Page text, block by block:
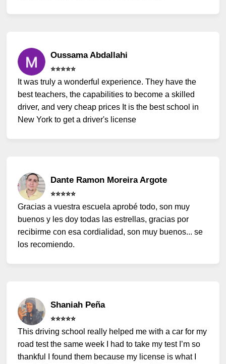
Oussama Abdallahi
⭐️⭐️⭐️⭐️⭐️
It was truly a wonderful experience. They have the
best teachers, the capabilities to become a skilled
driver, and very cheap prices It is the best school in
New York to get a driver's license
Dante Ramon Moreira Argote
⭐️⭐️⭐️⭐️⭐️
Gracias a vuestra escuela aprobé todo, son muy
buenos y les doy todas las estrellas, gracias por
recibirme con esa cordialidad, son muy buenos... se
los recomiendo.
Shaniah Peña
⭐️⭐️⭐️⭐️⭐️
This driving school really helped me with a car for my
road test the same week I had to take my test I’m so
thankful I found them because my license is what I